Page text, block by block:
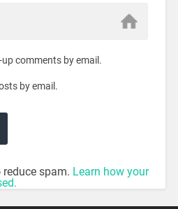
comments by email.
by email.
spam. Learn how your